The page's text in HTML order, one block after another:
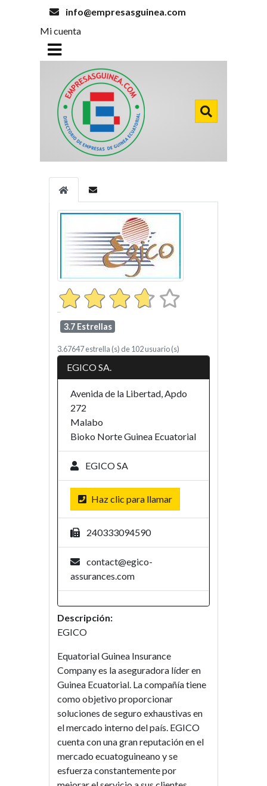
info@empresasguinea.com
Mi cuenta
3.7 Estrellas
3.67647estrella (s) de102usuario (s)
EGICO SA.
Avenida de la Libertad, Apdo
272
Malabo
Bioko NorteGuinea Ecuatorial
EGICO SA
Haz clic para llamar
240333094590
contact@egico-
assurances.com
Descripción:
EGICO
Equatorial Guinea Insurance
Company es la aseguradora líder en
Guinea Ecuatorial. La compañía tiene
como objetivo proporcionar
soluciones de seguro exhaustivas en
el mercado interno del país. EGICO
cuenta con una gran reputación en el
mercado ecuatoguineano y se
esfuerza constantemente por